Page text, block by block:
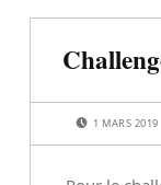
1 MARS 2019